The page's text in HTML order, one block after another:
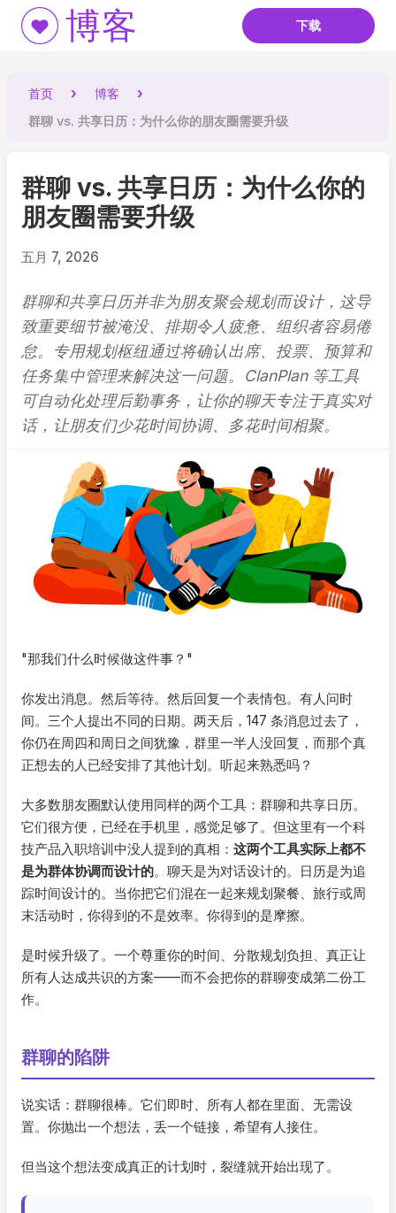
博客 下载
首页
博客
群聊 vs. 共享日历：为什么你的朋友圈需要升级
群聊 vs. 共享日历：为什么你的
朋友圈需要升级
五月 7, 2026
群聊和共享日历并非为朋友聚会规划而设计，这导
致重要细节被淹没、排期令人疲惫、组织者容易倦
怠。专用规划枢纽通过将确认出席、投票、预算和
任务集中管理来解决这一问题。ClanPlan 等工具
可自动化处理后勤事务，让你的聊天专注于真实对
话，让朋友们少花时间协调、多花时间相聚。
"那我们什么时候做这件事？"
你发出消息。然后等待。然后回复一个表情包。有人问时
间。三个人提出不同的日期。两天后，147 条消息过去了，
你仍在周四和周日之间犹豫，群里一半人没回复，而那个真
正想去的人已经安排了其他计划。听起来熟悉吗？
大多数朋友圈默认使用同样的两个工具：群聊和共享日历。
它们很方便，已经在手机里，感觉足够了。但这里有一个科
技产品入职培训中没人提到的真相： 这两个工具实际上都不
是为群体协调而设计的。聊天是为对话设计的。日历是为追
踪时间设计的。当你把它们混在一起来规划聚餐、旅行或周
末活动时，你得到的不是效率。你得到的是摩擦。
是时候升级了。一个尊重你的时间、分散规划负担、真正让
所有人达成共识的方案——而不会把你的群聊变成第二份工
作。
群聊的陷阱
说实话：群聊很棒。它们即时、所有人都在里面、无需设
置。你抛出一个想法，丢一个链接，希望有人接住。
但当这个想法变成真正的计划时，裂缝就开始出现了。